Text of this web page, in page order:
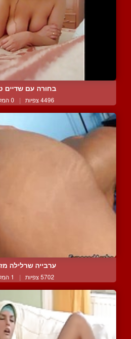
בחורה עם שדיים
4496 צפיות | 0 המלצות
ערבייה שרלילה
5702 צפיות | 1 המלצות